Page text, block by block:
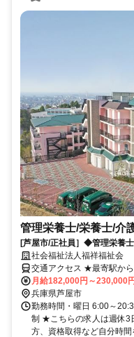
管理栄養士/栄養士/介
[芦屋市/正社員］◆管理栄養
迎有！未経験可★無定年制
社会福祉法人福祥福祉会
泉家グループ
交通アクセス ★最寄駅から
JR・阪神「芦屋」駅、阪急「
「前山公園」バス停降車
徒歩10分 ※車通勤可
月給182,000円～230,000
兵庫県芦屋市
勤務時間・曜日 6:00～
制 ★こちらの求人は週休3
方、資格取得など自分時